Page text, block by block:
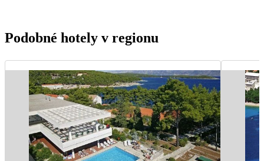
Podobné hotely v regionu